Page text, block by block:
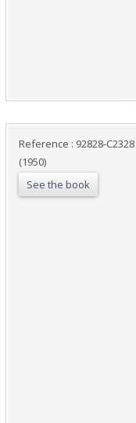
Reference : 92828-C2328
(1950)
See the book